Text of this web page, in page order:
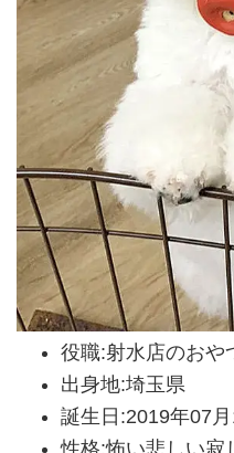
役職:射水店のおや
出身地:埼玉県
誕生日:2019年07月